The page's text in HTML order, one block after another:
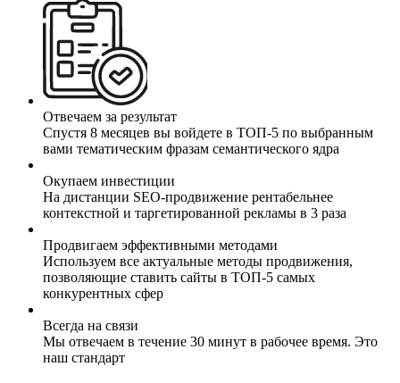
Отвечаем за результат
Спустя 8 месяцев вы войдете в ТОП-5 по выбранным
вами тематическим фразам семантического ядра
Окупаем инвестиции
На дистанции SEO-продвижение рентабельнее
контекстной и таргетированной рекламы в 3 раза
Продвигаем эффективными методами
Используем все актуальные методы продвижения,
позволяющие ставить сайты в ТОП-5 самых
конкурентных сфер
Всегда на связи
Мы отвечаем в течение 30 минут в рабочее время. Это
наш стандарт